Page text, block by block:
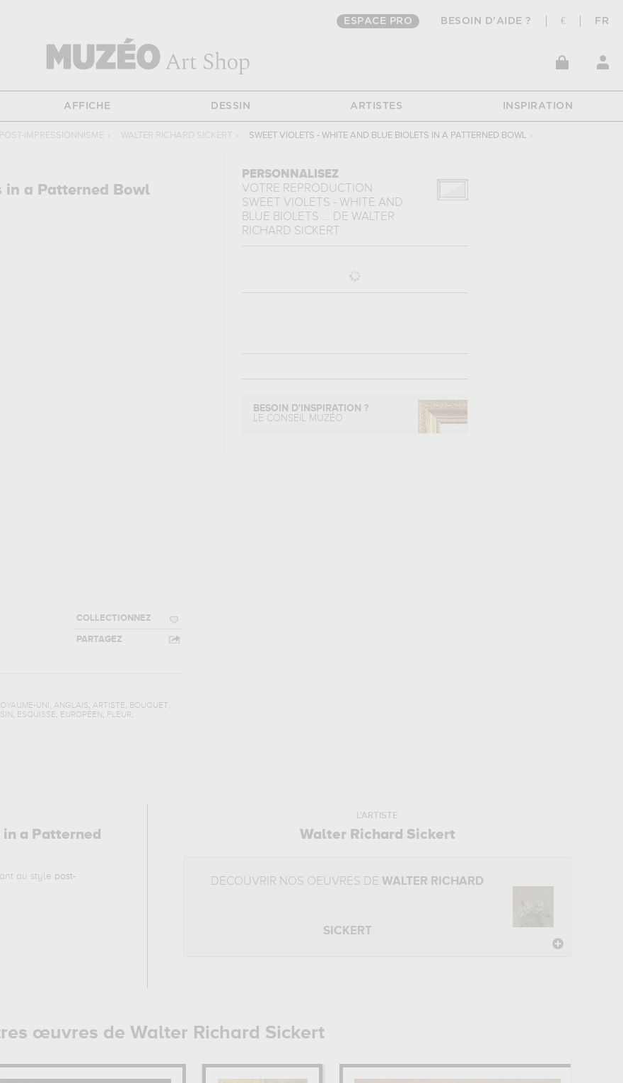
ESPACE PRO BESOIN D'AIDE ? € FR
AFFICHE DESSIN ARTISTES INSPIRATION
IMPRESSIONNISME › WALTER RICHARD SICKERT › SWEET VIOLETS - WHITE AND BLUE BIOLETS IN A PATTERNED BOWL ›
in a Patterned Bowl
COLLECTIONNEZ
PARTAGEZ
UNI , ANGLAIS, ARTISTE, BOUQUET,
, ESQUISSE, EUROPÉEN, FLEUR,
PERSONNALISEZ
VOTRE REPRODUCTION
SWEET VIOLETS - WHITE AND
BLUE BIOLETS ... DE WALTER
RICHARD SICKERT
BESOIN D'INSPIRATION ?
LE CONSEIL MUZÉO
a Patterned
au style post-
L'ARTISTE
Walter Richard Sickert
DÉCOUVRIR NOS OEUVRES DE WALTER RICHARD
SICKERT
œuvres de Walter Richard Sickert